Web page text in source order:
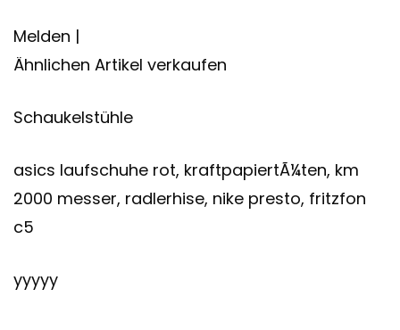
Melden |
Ähnlichen Artikel verkaufen
Schaukelstühle
asics laufschuhe rot, kraftpapiertÃ¼ten, km
2000 messer, radlerhise, nike presto, fritzfon
c5
yyyyy